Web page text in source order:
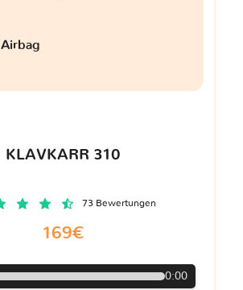
Airbag
KLAVKARR 310
73 Bewertungen
169€
0:00